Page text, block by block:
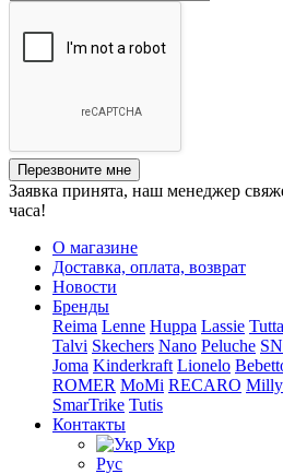
Перезвоните мне
Заявка принята, наш менеджер
часа!
О магазине
Доставка, оплата, возврат
Новости
Бренды
Reima Lenne Huppa Lassie Tutta
Talvi Skechers Nano Peluche
Joma Kinderkraft Lionelo
ROMER MoMi RECARO
SmarTrike Tutis
Контакты
Укр
Рус